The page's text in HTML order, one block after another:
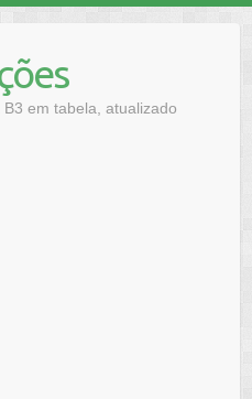
em tabela, atualizado